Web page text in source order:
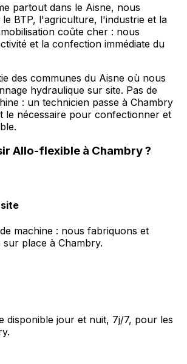
partout dans le Aisne, nous
BTP, l'agriculture, l'industrie et la
coûte cher : nous
et la confection immédiate du
des communes du Aisne où nous
hydraulique sur site. Pas de
: un technicien passe à Chambry
le nécessaire pour confectionner et
Allo-flexible à Chambry?
machine : nous fabriquons et
place à Chambry.
disponible jour et nuit, 7j/7, pour les